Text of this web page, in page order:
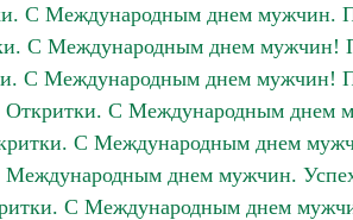
С Международным днем мужчин.
С Международным днем мужчин!
С Международным днем мужчин!
Откритки. С Международным днем
С Международным днем
днем мужчин.
С Международным днем